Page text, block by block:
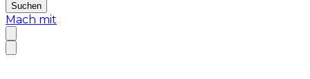
Suchen
Mach mit